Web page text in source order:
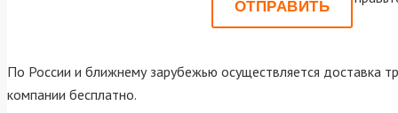
По России и ближнему зарубежью осуществляется доставка
компании бесплатно.